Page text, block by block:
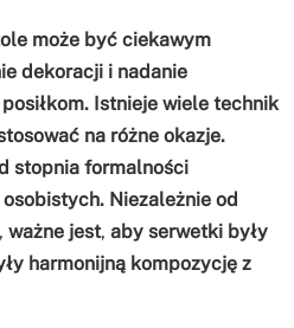
może być ciekawym
dekoracji i nadanie
Istnieje wiele technik
na różne okazje.
stopnia formalności
Niezależnie od
, ważne jest, aby serwetki były
harmonijną kompozycję z